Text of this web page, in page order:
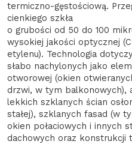
termiczno-gęstościową.
cienkiego szkła
o grubości od 50 do 100
wysokiej jakości optycznej
etylenu). Technologia
słabo nachylonych jako
otworowej (okien
drzwi, w tym balkonowych),
lekkich szklanych ścian
stałej), szklanych fasad (w
okien połaciowych i innych
dachowych oraz konstrukcji